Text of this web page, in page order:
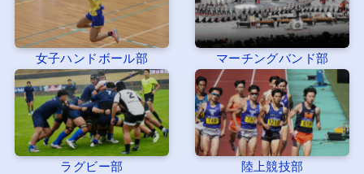
女子ハンドボール部 マーチングバンド部
ラグビー部 陸上競技部